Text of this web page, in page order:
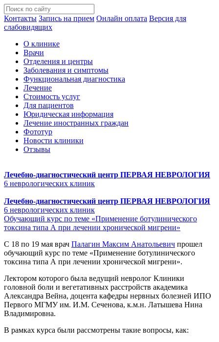
Контакты Запись на прием Онлайн оплата Версия для
слабовидящих
О клинике
Врачи
Отделения и центры
Заболевания и симптомы
Функциональная диагностика
Лечение
Стоимость услуг
Для пациентов
Юридическая информация
Лечение иностранных граждан
Фототур
Новости клиники
Отзывы
Лечебно-диагностический центр ПЕРВАЯ НЕВРОЛОГИЯ
6 неврологических клиник
Лечебно-диагностический центр ПЕРВАЯ НЕВРОЛОГИЯ
6 неврологических клиник
Обучающий курс по теме «Применение ботулинического
токсина типа А при лечении хронической мигрени»
С 18 по 19 мая врач Палагин Максим Анатольевич прошел
обучающий курс по теме «Применение ботулинического
токсина типа А при лечении хронической мигрени».
Лектором которого была ведущий невролог Клиники
головной боли и вегетативных расстройств академика
Александра Вейна, доцента кафедры нервных болезней ИПО
Первого МГМУ им. И.М. Сеченова, к.м.н. Латышева Нина
Владимировна.
В рамках курса были рассмотрены такие вопросы, как: